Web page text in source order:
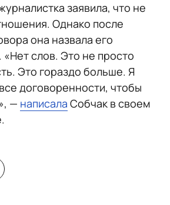
заявила, что не
Однако после
она назвала его
слов. Это не просто
Это гораздо больше. Я
договоренности, чтобы
— написала Собчак в своем